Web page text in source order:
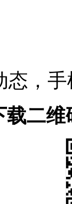
态，
载二维